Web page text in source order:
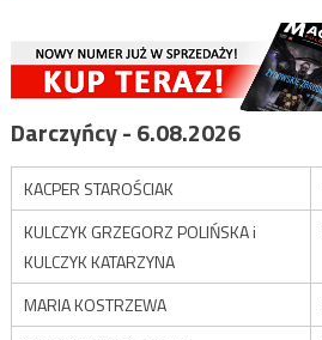
Darczyńcy - 6.08.2026
KACPER STAROŚCIAK
KULCZYK GRZEGORZ POLIŃSKA i
KULCZYK KATARZYNA
MARIA KOSTRZEWA